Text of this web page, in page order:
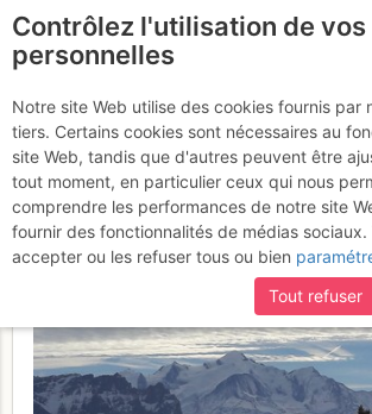
Pointe d'Areu :
Traversée Romme -
Reposoir
Dimanche 26
Contrôlez l'utilisation de vos
personnelles
Notre site Web utilise des cookies fournis par
tiers. Certains cookies sont nécessaires au
site Web, tandis que d'autres peuvent être
tout moment, en particulier ceux qui nous
comprendre les performances de notre site
fournir des fonctionnalités de médias sociaux.
accepter ou les refuser tous ou bien
Tout refuser